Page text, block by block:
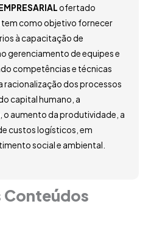
ofertado
tem como objetivo fornecer
à capacitação de
gerenciamento de equipes e
competências e técnicas
racionalização dos processos
capital humano, a
aumento da produtividade, a
custos logísticos, em
social e ambiental.
Conteúdos